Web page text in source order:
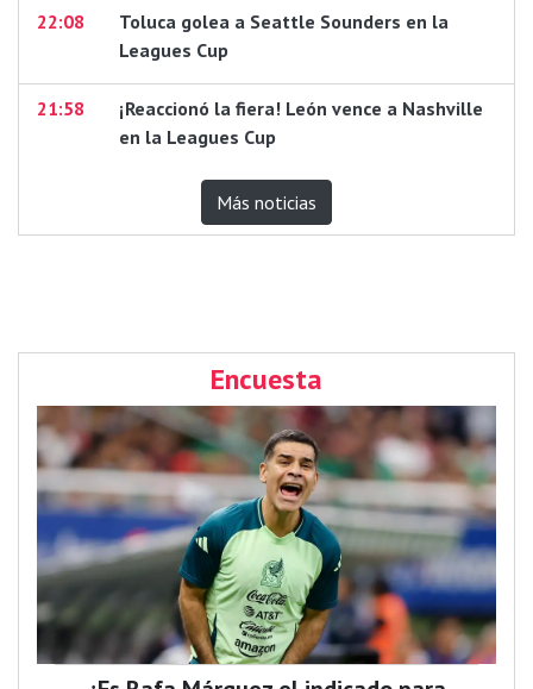
22:08
Toluca golea a Seattle Sounders en la
Leagues Cup
21:58
¡Reaccionó la fiera! León vence a Nashville
en la Leagues Cup
Más noticias
Encuesta